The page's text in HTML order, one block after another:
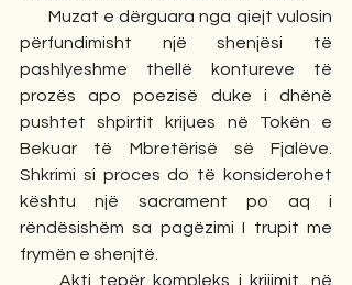
përfundimisht një shenjësi të
pashlyeshme thellë kontureve të
prozës apo poezisë duke i dhënë
pushtet shpirtit krijues në Tokën e
Bekuar të Mbretërisë së Fjalëve.
Shkrimi si proces do të konsiderohet
kështu një sacrament po aq i
rëndësishëm sa pagëzimi I trupit me
frymën e shenjtë.